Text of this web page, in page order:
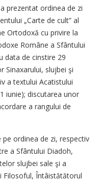
prezentat ordinea de zi
„Carte de cult” al
Ortodoxă cu privire la
Române a Sfântului
data de cinstire 29
Sinaxarului, slujbei şi
a textului Acatistului
iunie); discutarea unor
a rangului de
ordinea de zi, respectiv
a Sfântului Diadoh,
slujbei sale şi a
Filosoful, Întâistătătorul